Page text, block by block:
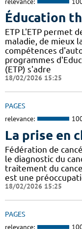
Éducation
ETP L'ETP permet
maladie, de mieux
compétences
programmes
(ETP) s'adre
18/02/2026 15:25
PAGES
relevance:
La prise en
Fédération de
le diagnostic du
traitement du
est une
18/02/2026 15:25
PAGES
relevance: